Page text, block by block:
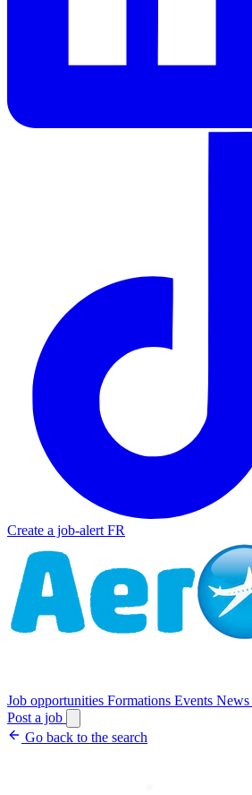
Create a job-alert FR
Job opportunities Formations Events News
Post a job
Go back to the search